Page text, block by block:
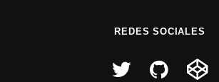
REDES SOCIALES